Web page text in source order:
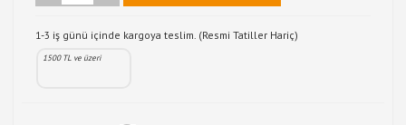
1-3 iş günü içinde kargoya teslim. (Resmi Tatiller Hariç)
1500 TL ve üzeri